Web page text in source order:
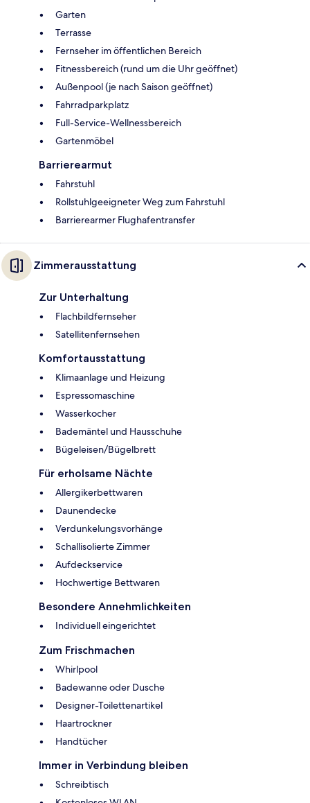
Garten
Terrasse
Fernseher im öffentlichen Bereich
Fitnessbereich (rund um die Uhr geöffnet)
Außenpool (je nach Saison geöffnet)
Fahrradparkplatz
Full-Service-Wellnessbereich
Gartenmöbel
Barrierearmut
Fahrstuhl
Rollstuhlgeeigneter Weg zum Fahrstuhl
Barrierearmer Flughafentransfer
Zimmerausstattung
Zur Unterhaltung
Flachbildfernseher
Satellitenfernsehen
Komfortausstattung
Klimaanlage und Heizung
Espressomaschine
Wasserkocher
Bademäntel und Hausschuhe
Bügeleisen/Bügelbrett
Für erholsame Nächte
Allergikerbettwaren
Daunendecke
Verdunkelungsvorhänge
Schallisolierte Zimmer
Aufdeckservice
Hochwertige Bettwaren
Besondere Annehmlichkeiten
Individuell eingerichtet
Zum Frischmachen
Whirlpool
Badewanne oder Dusche
Designer-Toilettenartikel
Haartrockner
Handtücher
Immer in Verbindung bleiben
Schreibtisch